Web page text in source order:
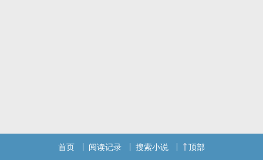
首页 阅读记录 搜索小说 顶部